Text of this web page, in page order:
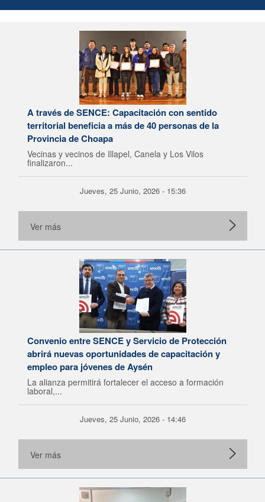
A través de SENCE: Capacitación con sentido
territorial beneficia a más de 40 personas de la
Provincia de Choapa
Vecinas y vecinos de Illapel, Canela y Los Vilos
finalizaron...
Jueves, 25 Junio, 2026 - 15:36
Ver más
Convenio entre SENCE y Servicio de Protección
abrirá nuevas oportunidades de capacitación y
empleo para jóvenes de Aysén
La alianza permitirá fortalecer el acceso a formación
laboral,...
Jueves, 25 Junio, 2026 - 14:46
Ver más